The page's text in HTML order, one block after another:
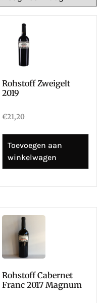
Rohstoff Zweigelt
2019
€21,20
Toevoegen aan
winkelwagen
Rohstoff Cabernet
Franc 2017 Magnum